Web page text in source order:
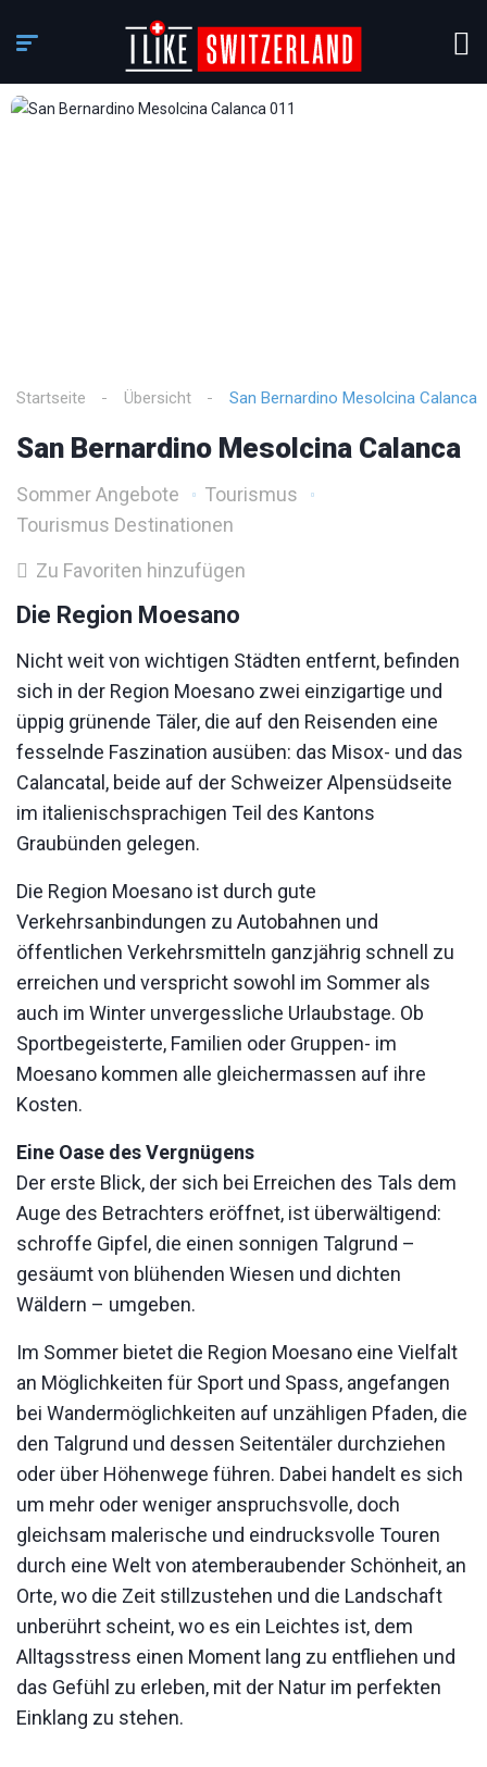
Startseite Übersicht San Bernardino Mesolcina Calanca
San Bernardino Mesolcina Calanca
Sommer Angebote
Tourismus
Tourismus Destinationen
Zu Favoriten hinzufügen
Die Region Moesano
Nicht weit von wichtigen Städten entfernt, befinden
sich in der Region Moesano zwei einzigartige und
üppig grünende Täler, die auf den Reisenden eine
fesselnde Faszination ausüben: das Misox- und das
Calancatal, beide auf der Schweizer Alpensüdseite
im italienischsprachigen Teil des Kantons
Graubünden gelegen.
Die Region Moesano ist durch gute
Verkehrsanbindungen zu Autobahnen und
öffentlichen Verkehrsmitteln ganzjährig schnell zu
erreichen und verspricht sowohl im Sommer als
auch im Winter unvergessliche Urlaubstage. Ob
Sportbegeisterte, Familien oder Gruppen- im
Moesano kommen alle gleichermassen auf ihre
Kosten.
Eine Oase des Vergnügens
Der erste Blick, der sich bei Erreichen des Tals dem
Auge des Betrachters eröffnet, ist überwältigend:
schroffe Gipfel, die einen sonnigen Talgrund –
gesäumt von blühenden Wiesen und dichten
Wäldern – umgeben.
Im Sommer bietet die Region Moesano eine Vielfalt
an Möglichkeiten für Sport und Spass, angefangen
bei Wandermöglichkeiten auf unzähligen Pfaden, die
den Talgrund und dessen Seitentäler durchziehen
oder über Höhenwege führen. Dabei handelt es sich
um mehr oder weniger anspruchsvolle, doch
gleichsam malerische und eindrucksvolle Touren
durch eine Welt von atemberaubender Schönheit, an
Orte, wo die Zeit stillzustehen und die Landschaft
unberührt scheint, wo es ein Leichtes ist, dem
Alltagsstress einen Moment lang zu entfliehen und
das Gefühl zu erleben, mit der Natur im perfekten
Einklang zu stehen.